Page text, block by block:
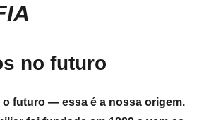
no futuro
o futuro — essa é a nossa origem.